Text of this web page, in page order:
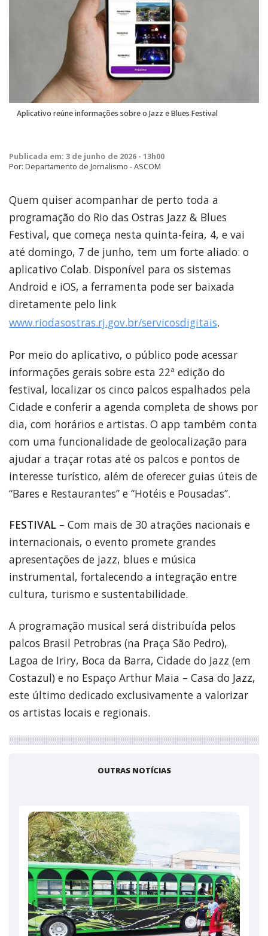
Aplicativo reúne informações sobre o Jazz e Blues Festival
Publicada em: 3 de junho de 2026 - 13h00
Por: Departamento de Jornalismo - ASCOM
Quem quiser acompanhar de perto toda a
programação do Rio das Ostras Jazz & Blues
Festival, que começa nesta quinta-feira, 4, e vai
até domingo, 7 de junho, tem um forte aliado: o
aplicativo Colab. Disponível para os sistemas
Android e iOS, a ferramenta pode ser baixada
diretamente pelo link
www.riodasostras.rj.gov.br/servicosdigitais.
Por meio do aplicativo, o público pode acessar
informações gerais sobre esta 22ª edição do
festival, localizar os cinco palcos espalhados pela
Cidade e conferir a agenda completa de shows por
dia, com horários e artistas. O app também conta
com uma funcionalidade de geolocalização para
ajudar a traçar rotas até os palcos e pontos de
interesse turístico, além de oferecer guias úteis de
“Bares e Restaurantes” e “Hotéis e Pousadas”.
FESTIVAL – Com mais de 30 atrações nacionais e
internacionais, o evento promete grandes
apresentações de jazz, blues e música
instrumental, fortalecendo a integração entre
cultura, turismo e sustentabilidade.
A programação musical será distribuída pelos
palcos Brasil Petrobras (na Praça São Pedro),
Lagoa de Iriry, Boca da Barra, Cidade do Jazz (em
Costazul) e no Espaço Arthur Maia – Casa do Jazz,
este último dedicado exclusivamente a valorizar
os artistas locais e regionais.
OUTRAS NOTÍCIAS